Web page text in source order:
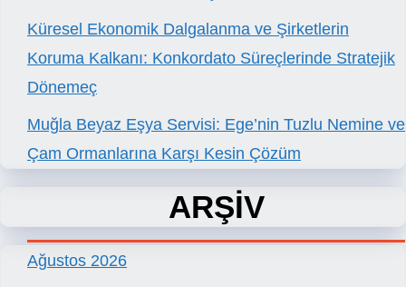
Küresel Ekonomik Dalgalanma ve Şirketlerin
Koruma Kalkanı: Konkordato Süreçlerinde Stratejik
Dönemeç
Muğla Beyaz Eşya Servisi: Ege’nin Tuzlu Nemine ve
Çam Ormanlarına Karşı Kesin Çözüm
ARŞİV
Ağustos 2026